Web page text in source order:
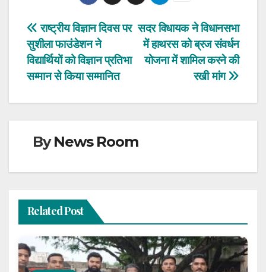
Post
navigation
सदर विधायक ने विधानसभा
में हाथरस को ब्रज संवर्धन
योजना में शामिल करने की
रखी मांग
राष्ट्रीय विज्ञान दिवस पर
सुशीला फाउंडेशन ने
विद्यार्थियों को विज्ञान प्रतिभा
सम्मान से किया सम्मानित
ByNews Room
Related Post